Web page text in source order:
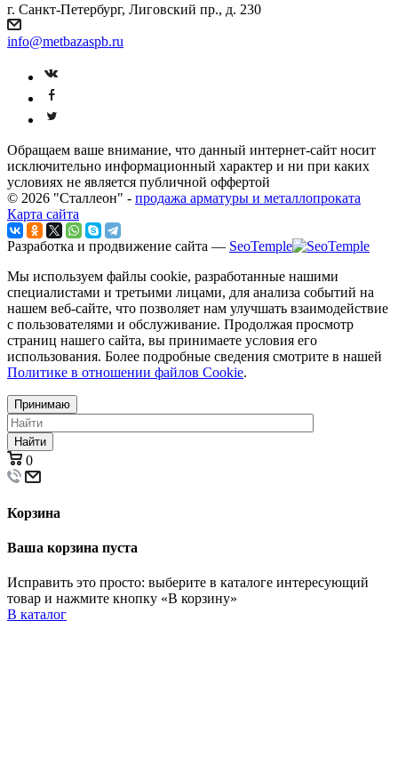
г. Санкт-Петербург, Лиговский пр., д. 230
info@metbazaspb.ru
Обращаем ваше внимание, что данный интернет-сайт носит
исключительно информационный характер и ни при каких
условиях не является публичной оффертой
© 2026 "Сталлеон" - продажа арматуры и металлопроката
Карта сайта
Разработка и продвижение сайта — SeoTemple
Мы используем файлы cookie, разработанные нашими
специалистами и третьими лицами, для анализа событий на
нашем веб-сайте, что позволяет нам улучшать взаимодействие
с пользователями и обслуживание. Продолжая просмотр
страниц нашего сайта, вы принимаете условия его
использования. Более подробные сведения смотрите в нашей
Политике в отношении файлов Cookie.
Принимаю
Найти
0
Корзина
Ваша корзина пуста
Исправить это просто: выберите в каталоге интересующий
товар и нажмите кнопку «В корзину»
В каталог